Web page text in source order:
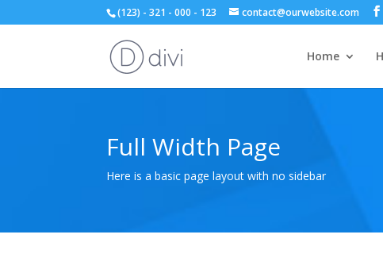
(123) - 321 - 000 - 123 contact@ourwebsite.com
Home
Full Width Page
Here is a basic page layout with no sidebar